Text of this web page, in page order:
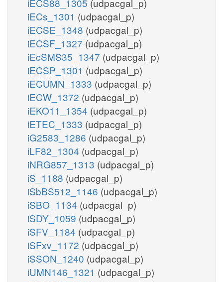
iECs_1301 (udpacgal_p)
iECSE_1348 (udpacgal_p)
iECSF_1327 (udpacgal_p)
iEcSMS35_1347 (udpacgal_p)
iECSP_1301 (udpacgal_p)
iECUMN_1333 (udpacgal_p)
iECW_1372 (udpacgal_p)
iEKO11_1354 (udpacgal_p)
iETEC_1333 (udpacgal_p)
iG2583_1286 (udpacgal_p)
iLF82_1304 (udpacgal_p)
iNRG857_1313 (udpacgal_p)
iS_1188 (udpacgal_p)
iSbBS512_1146 (udpacgal_p)
iSBO_1134 (udpacgal_p)
iSDY_1059 (udpacgal_p)
iSFV_1184 (udpacgal_p)
iSFxv_1172 (udpacgal_p)
iSSON_1240 (udpacgal_p)
iUMN146_1321 (udpacgal_p)